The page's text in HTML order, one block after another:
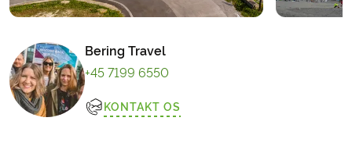
Bering Travel
+45 7199 6550
KONTAKT OS